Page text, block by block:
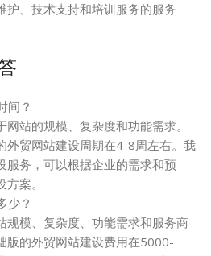
护、技术支持和培训服务的服务
间？
站的规模、复杂度和功能需求。
外贸网站建设周期在4-8周左右。我
服务，可以根据企业的需求和预
案。
少？
规模、复杂度、功能需求和服务商
版的外贸网站建设费用在5000-